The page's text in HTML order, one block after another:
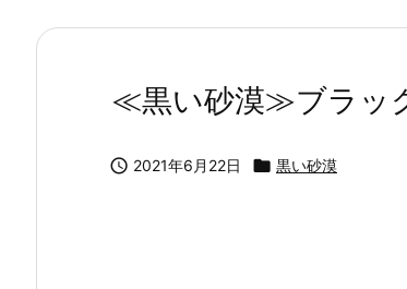
≪黒い砂漠≫ブラッ
 2021年6月22日  黒い砂漠